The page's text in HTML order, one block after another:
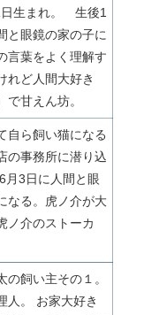
生まれ。 生後1
と眼鏡の家の子に
言葉をよく理解す
れど人間大好き
で甘えん坊。
自ら飼い猫になる
の事務所に潜り込
月3日に人間と眼
なる。虎ノ介が大
ノ介のストーカ
の飼い主その１。
人。 お家大好き